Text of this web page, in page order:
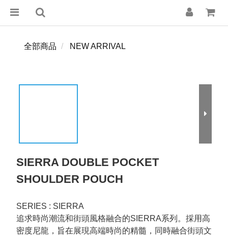
全部商品 NEW ARRIVAL
SIERRA DOUBLE POCKET
SHOULDER POUCH
SERIES : SIERRA
追求時尚潮流和街頭風格融合的SIERRA系列。採用高
密度尼龍，旨在展現高端時尚的精髓，同時融合街頭文